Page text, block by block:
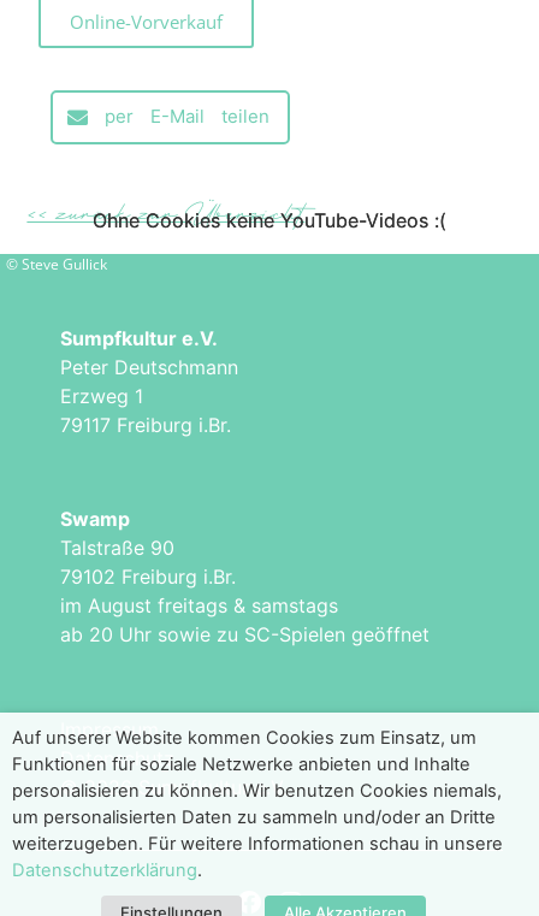
Online-Vorverkauf
per E-Mail teilen
<< zurück zur Übersicht
Ohne Cookies keine YouTube-Videos :(
Ohne Cookies keine YouTube-Videos :(
© Steve Gullick
Sumpfkultur e.V.
Peter Deutschmann
Erzweg 1
79117 Freiburg i.Br.
Swamp
Talstraße 90
79102 Freiburg i.Br.
im August freitags & samstags
ab 20 Uhr sowie zu SC-Spielen geöffnet
Impressum
Datenschutz
© 2026 Sumpfkultur e.V.
Auf unserer Website kommen Cookies zum Einsatz, um
Funktionen für soziale Netzwerke anbieten und Inhalte
personalisieren zu können. Wir benutzen Cookies niemals,
um personalisierten Daten zu sammeln und/oder an Dritte
weiterzugeben. Für weitere Informationen schau in unsere
Datenschutzerklärung.